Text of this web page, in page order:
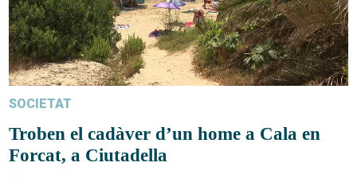
SOCIETAT
Troben el cadàver d’un home a Cala en
Forcat, a Ciutadella